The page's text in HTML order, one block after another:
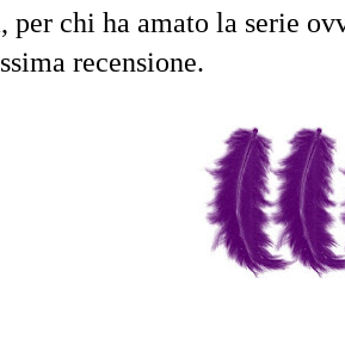
per chi ha amato la serie
recensione.